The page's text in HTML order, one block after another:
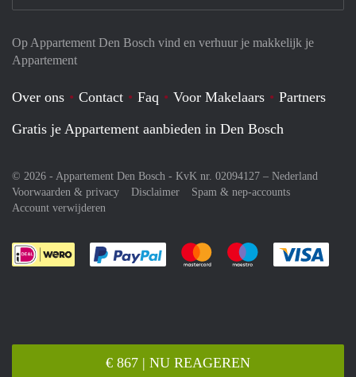
€ 867 | NU REAGEREN
Op Appartement Den Bosch vind en verhuur je makkelijk je
Appartement
Over ons Contact Faq Voor Makelaars
Partners
Gratis je Appartement aanbieden in Den Bosch
© 2026 - Appartement Den Bosch - KvK nr. 02094127 – Nederland
Voorwaarden & privacy
Disclaimer
Spam & nep-accounts
Account verwijderen
Je rekent gemakkelijk af met Paypal
Je rekent gemakkelijk af met
Je rekent